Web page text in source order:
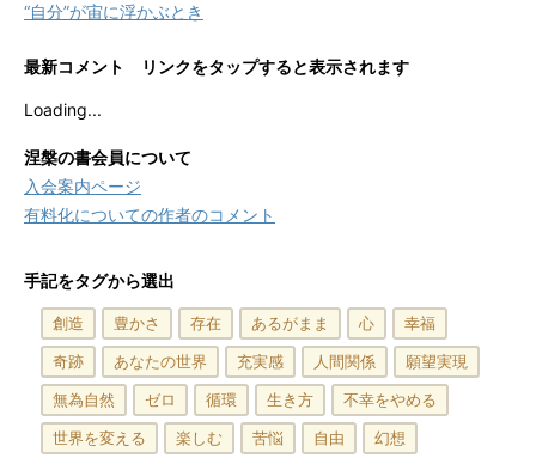
“自分”が宙に浮かぶとき
最新コメント リンクをタップすると表示されます
Loading...
涅槃の書会員について
入会案内ページ
有料化についての作者のコメント
手記をタグから選出
創造 豊かさ 存在 あるがまま 心
幸福
奇跡
あなたの世界 充実感 人間関係
願望実現
無為自然
ゼロ 循環 生き方
不幸をやめる
世界を変える
楽しむ 苦悩 自由
幻想